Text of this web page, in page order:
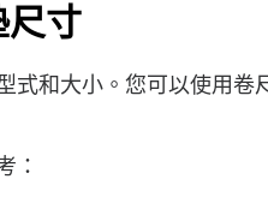
尺寸
式和大小。您可以使用卷
：